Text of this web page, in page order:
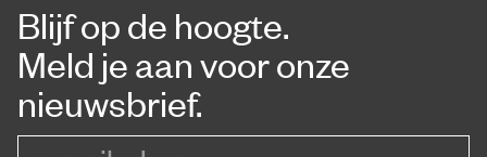
Blijf op de hoogte.
Meld je aan voor onze
nieuwsbrief.